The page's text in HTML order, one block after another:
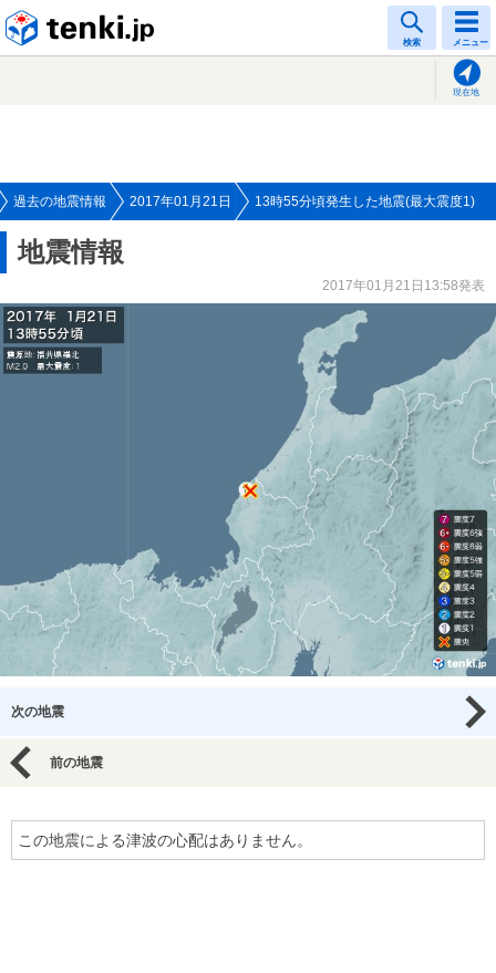
検索 メニュー
現在地
過去の地震情報 2017年01月21日 13時55分頃発生した地震(最大震度1)
地震情報
2017年01月21日13:58発表
次の地震
前の地震
この地震による津波の心配はありません。